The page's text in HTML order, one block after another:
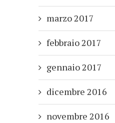
marzo 2017
febbraio 2017
gennaio 2017
dicembre 2016
novembre 2016